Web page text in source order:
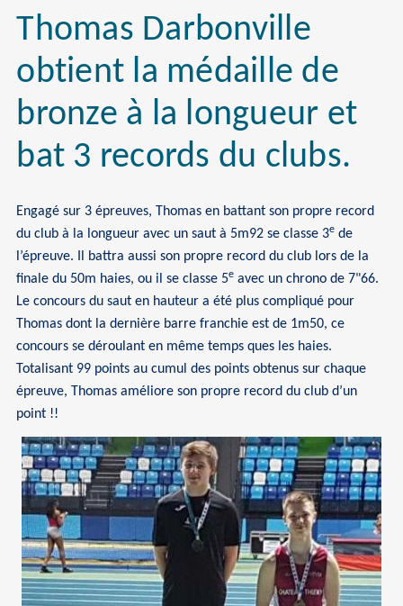
Thomas Darbonville
obtient la médaille de
bronze à la longueur et
bat 3 records du clubs.
Engagé sur 3 épreuves, Thomas en battant son propre record
du club à la longueur avec un saut à 5m92 se classe 3e de
l’épreuve. Il battra aussi son propre record du club lors de la
finale du 50m haies, ou il se classe 5e avec un chrono de 7"66.
Le concours du saut en hauteur a été plus compliqué pour
Thomas dont la dernière barre franchie est de 1m50, ce
concours se déroulant en même temps ques les haies.
Totalisant 99 points au cumul des points obtenus sur chaque
épreuve, Thomas améliore son propre record du club d’un
point !!